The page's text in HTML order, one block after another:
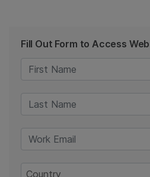
Fill Out Form to Access